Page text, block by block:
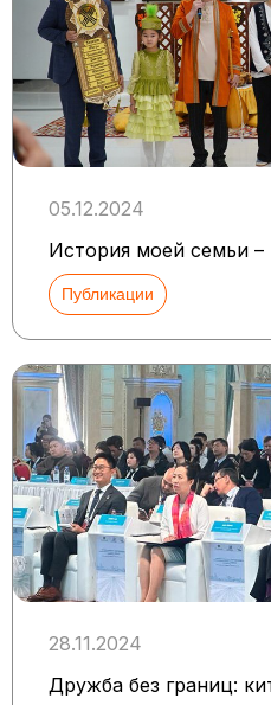
05.12.2024
История моей семьи
Публикации
28.11.2024
Дружба без границ: